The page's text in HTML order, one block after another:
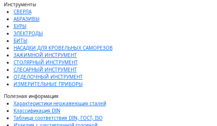
Инструменты
СВЕРЛА
АБРАЗИВЫ
БУРЫ
ЭЛЕКТРОДЫ
БИТЫ
НАСАДКИ ДЛЯ КРОВЕЛЬНЫХ САМОРЕЗОВ
ЗАЖИМНОЙ ИНСТРУМЕНТ
СТОЛЯРНЫЙ ИНСТРУМЕНТ
СЛЕСАРНЫЙ ИНСТРУМЕНТ
ОТДЕЛОЧНЫЙ ИНСТРУМЕНТ
ИЗМЕРИТЕЛЬНЫЕ ПРИБОРЫ
Полезная информация
Характеристики нержавеющих сталей
Классификация DIN
Таблица соответствия DIN, ГОСТ, ISO